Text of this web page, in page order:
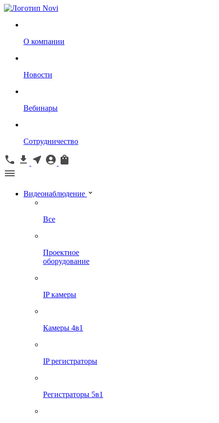
О компании
Новости
Вебинары
Сотрудничество
Видеонаблюдение
Все
Проектное
оборудование
IP камеры
Камеры 4в1
IP регистраторы
Регистраторы 5в1